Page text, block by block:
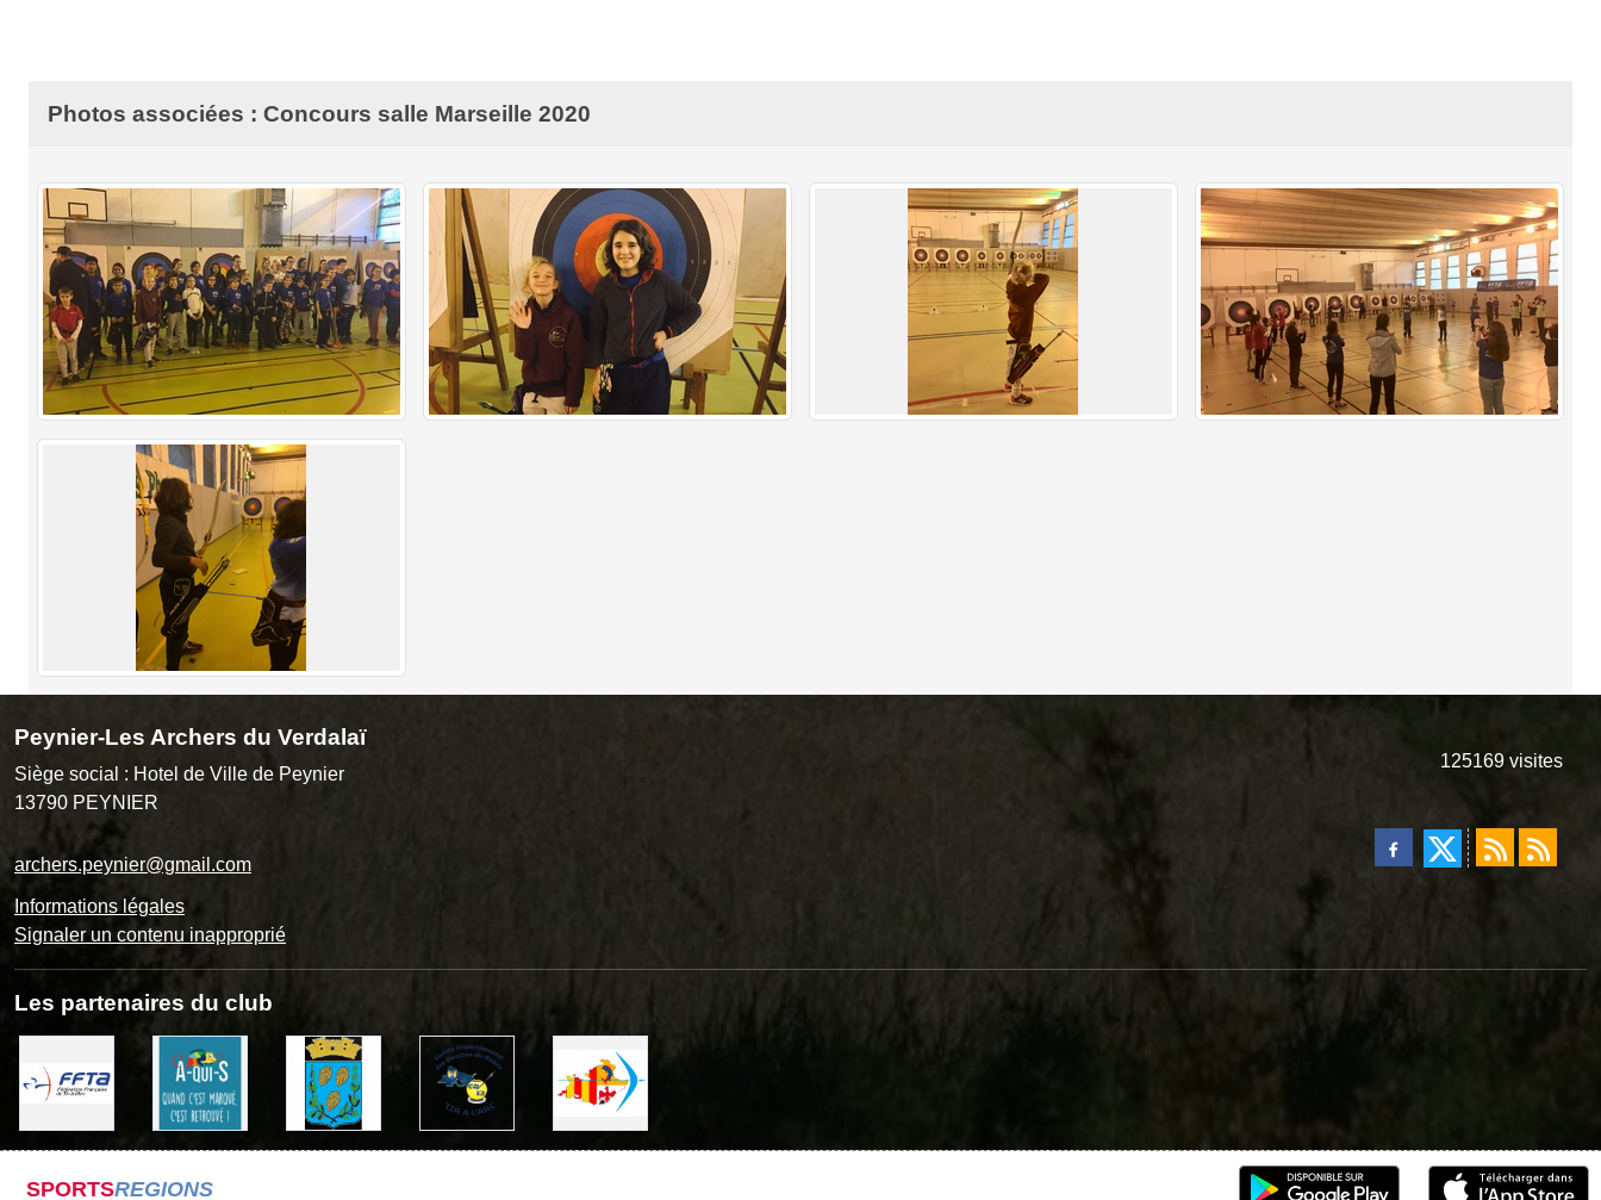
Photos associées : Concours salle Marseille 2020
Peynier-Les Archers du Verdalaï
Siège social : Hotel de Ville de Peynier
13790 PEYNIER
archers.peynier@gmail.com
Informations légales
Signaler un contenu inapproprié
125169 visites
Les partenaires du club
SPORTSREGIONS